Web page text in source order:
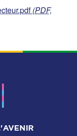
(PDF,